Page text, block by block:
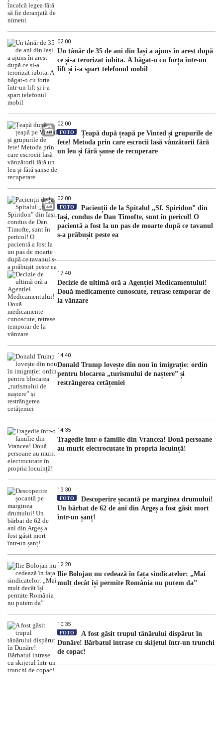
02:00
Un tânăr de 35 de ani din Iași a ajuns în arest după
ce și-a terorizat iubita. A băgat-o cu forța într-un
lift și i-a spart telefonul mobil
02:00
FOTO
Țeapă după țeapă pe Vinted și grupurile de
fete! Metoda prin care escrocii lasă vânzătorii fără
un leu și fără șanse de recuperare
02:00
FOTO
Pacienții de la Spitalul „Sf. Spiridon” din
Iași, condus de Dan Timofte, sunt în pericol! O
pacientă a fost la un pas de moarte după ce tavanul
s-a prăbușit peste ea
17:40
Decizie de ultimă oră a Agenției Medicamentului!
Două medicamente cunoscute, retrase temporar de
la vânzare
14:40
Donald Trump lovește din nou în imigrație: ordin
pentru blocarea „turismului de naștere” și
restrângerea cetățeniei
14:35
Tragedie într-o familie din Vrancea! Două persoane
au murit electrocutate în propria locuință!
13:30
FOTO
Descoperire șocantă pe marginea drumului!
Un bărbat de 62 de ani din Argeș a fost găsit mort
într-un șanț!
12:20
Ilie Bolojan nu cedează în fața sindicatelor: „Mai
mult decât își permite România nu putem da”
10:35
FOTO
A fost găsit trupul tânărului dispărut în
Dunăre! Bărbatul intrase cu skijetul într-un trunchi
de copac!